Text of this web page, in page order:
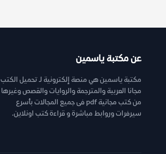
عن مكتبة ياسمين
مكتبة ياسمين هي منصة إلكترونية لـ تحميل الكتب
مجانا العربية والمترجمة والروايات والقصص وغيرها
من كتب مجانية pdf فى جميع المجالات بأسرع
سيرفرات وروابط مباشرة و قراءة كتب اونلاين.